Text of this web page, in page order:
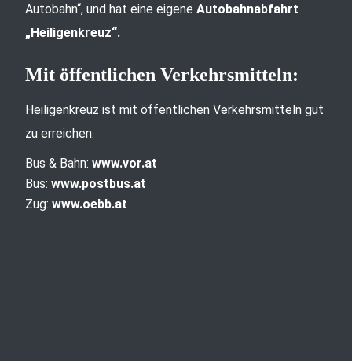
Autobahn“, und hat eine eigene Autobahnabfahrt
„Heiligenkreuz“.
Mit öffentlichen Verkehrsmitteln:
Heiligenkreuz ist mit öffentlichen Verkehrsmitteln gut
zu erreichen:
Bus & Bahn: www.vor.at
Bus: www.postbus.at
Zug: www.oebb.at